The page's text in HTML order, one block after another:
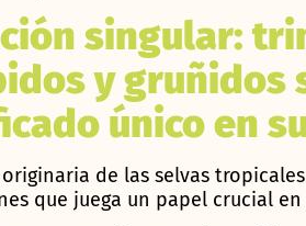
singular:
y gruñidos
único en
de las selvas
que juega un papel crucial